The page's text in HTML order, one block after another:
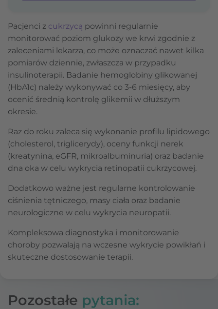
Pacjenci z cukrzycą powinni regularnie
monitorować poziom glukozy we krwi zgodnie z
zaleceniami lekarza, co może oznaczać nawet kilka
pomiarów dziennie, zwłaszcza w przypadku
insulinoterapii. Badanie hemoglobiny glikowanej
(HbA1c) należy wykonywać co 3-6 miesięcy, aby
ocenić średnią kontrolę glikemii w dłuższym
okresie.
Raz do roku zaleca się wykonanie profilu lipidowego
(cholesterol, triglicerydy), oceny funkcji nerek
(kreatynina, eGFR, mikroalbuminuria) oraz badanie
dna oka w celu wykrycia retinopatii cukrzycowej.
Dodatkowo ważne jest regularne kontrolowanie
ciśnienia tętniczego, masy ciała oraz badanie
neurologiczne w celu wykrycia neuropatii.
Kompleksowa diagnostyka i monitorowanie
choroby pozwalają na wczesne wykrycie powikłań i
skuteczne dostosowanie terapii.
Pozostałe pytania: